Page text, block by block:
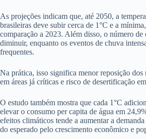
As projeções indicam que, até 2050, a
brasileiras deve subir cerca de 1°C e a
comparação a 2023. Além disso, o número de
diminuir, enquanto os eventos de chuva
frequentes.
Na prática, isso significa menor reposição dos
em áreas já críticas e risco de desertificação
O estudo também mostra que cada 1°C
elevar o consumo per capita de água em
efeitos climáticos tende a aumentar a
do esperado pelo crescimento econômico e